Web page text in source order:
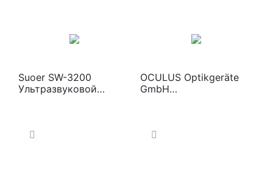
Suoer SW-3200
Ультразвуковой
OCULUS Optikgeräte
GmbH
пахиметрии PARK 1